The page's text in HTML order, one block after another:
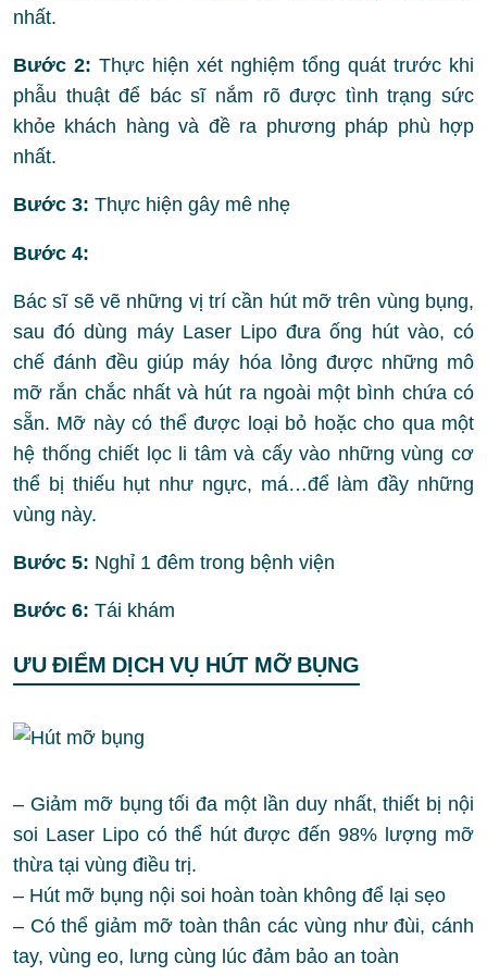
nhất.
Bước 2: Thực hiện xét nghiệm tổng quát trước khi
phẫu thuật để bác sĩ nắm rõ được tình trạng sức
khỏe khách hàng và đề ra phương pháp phù hợp
nhất.
Bước 3: Thực hiện gây mê nhẹ
Bước 4:
Bác sĩ sẽ vẽ những vị trí cần hút mỡ trên vùng bụng,
sau đó dùng máy Laser Lipo đưa ống hút vào, có
chế đánh đều giúp máy hóa lỏng được những mô
mỡ rắn chắc nhất và hút ra ngoài một bình chứa có
sẵn. Mỡ này có thể được loại bỏ hoặc cho qua một
hệ thống chiết lọc li tâm và cấy vào những vùng cơ
thể bị thiếu hụt như ngực, má…để làm đầy những
vùng này.
Bước 5: Nghỉ 1 đêm trong bệnh viện
Bước 6: Tái khám
ƯU ĐIỂM DỊCH VỤ HÚT MỠ BỤNG
– Giảm mỡ bụng tối đa một lần duy nhất, thiết bị nội
soi Laser Lipo có thể hút được đến 98% lượng mỡ
thừa tại vùng điều trị.
– Hút mỡ bụng nội soi hoàn toàn không để lại sẹo
– Có thể giảm mỡ toàn thân các vùng như đùi, cánh
tay, vùng eo, lưng cùng lúc đảm bảo an toàn